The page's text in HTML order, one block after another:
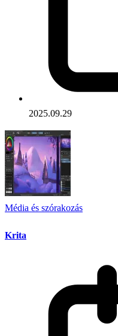
2025.09.29
Média és szórakozás
Krita